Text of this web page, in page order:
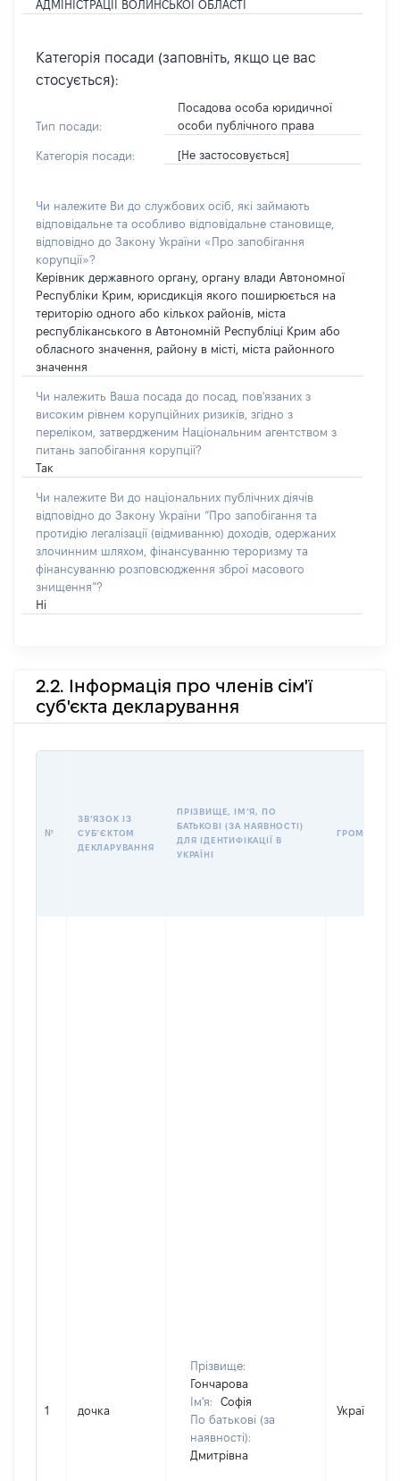
АДМІНІСТРАЦІЇ ВОЛИНСЬКОЇ ОБЛАСТІ
Категорія посади (заповніть, якщо це вас
стосується):
Тип посади:
Посадова особа юридичної
особи публічного права
Категорія посади: [Не застосовується]
Чи належите Ви до службових осіб, які займають
відповідальне та особливо відповідальне становище,
відповідно до Закону України «Про запобігання
корупції»?
Керівник державного органу, органу влади Автономної
Республіки Крим, юрисдикція якого поширюється на
територію одного або кількох районів, міста
республіканського в Автономній Республіці Крим або
обласного значення, району в місті, міста районного
значення
Чи належить Ваша посада до посад, пов'язаних з
високим рівнем корупційних ризиків, згідно з
переліком, затвердженим Національним агентством з
питань запобігання корупції?
Так
Чи належите Ви до національних публічних діячів
відповідно до Закону України “Про запобігання та
протидію легалізації (відмиванню) доходів, одержаних
злочинним шляхом, фінансуванню тероризму та
фінансуванню розповсюдження зброї масового
знищення”?
Ні
2.2. Інформація про членів сім'ї
суб'єкта декларування
№
ЗВʼЯЗОК ІЗ
СУБʼЄКТОМ
ДЕКЛАРУВАННЯ
ПРІЗВИЩЕ, ІМʼЯ, ПО
БАТЬКОВІ (ЗА НАЯВНОСТІ)
ДЛЯ ІДЕНТИФІКАЦІЇ В
УКРАЇНІ
1 дочка
Прізвище:
Гончарова
Ім'я:
Софія
По батькові (за
наявності):
Дмитрівна
Україна